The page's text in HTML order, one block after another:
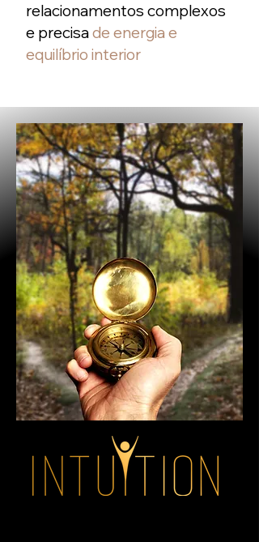
relacionamentos complexos
e precisade energia e
equilíbrio interior